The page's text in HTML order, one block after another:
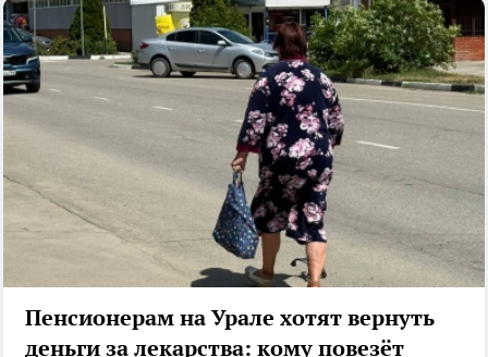
Пенсионерам на Урале хотят вернуть
деньги за лекарства: кому повезёт